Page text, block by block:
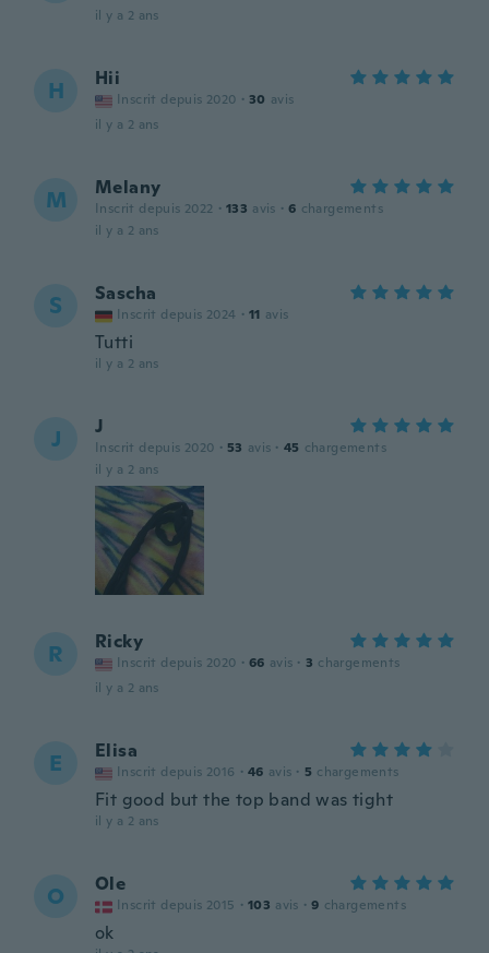
il y a 2 ans
H Hii
Inscrit depuis 2020 · 30 avis
il y a 2 ans
M Melany
Inscrit depuis 2022 · 133 avis · 6 chargements
il y a 2 ans
S Sascha
Inscrit depuis 2024 · 11 avis
Tutti
il y a 2 ans
J J
Inscrit depuis 2020 · 53 avis · 45 chargements
il y a 2 ans
R Ricky
Inscrit depuis 2020 · 66 avis · 3 chargements
il y a 2 ans
E Elisa
Inscrit depuis 2016 · 46 avis · 5 chargements
Fit good but the top band was tight
il y a 2 ans
O Ole
Inscrit depuis 2015 · 103 avis · 9 chargements
ok